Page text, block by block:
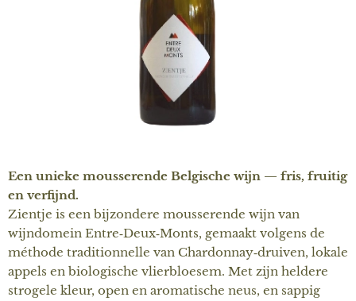
Een unieke mousserende Belgische wijn — fris, fruitig
en verfijnd.
Zientje is een bijzondere mousserende wijn van
wijndomein Entre‑Deux‑Monts, gemaakt volgens de
méthode traditionnelle van Chardonnay‑druiven, lokale
appels en biologische vlierbloesem. Met zijn heldere
strogele kleur, open en aromatische neus, en sappig